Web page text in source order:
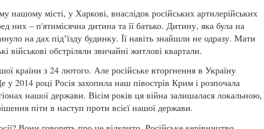
нашому місті, у Харкові, внаслідок російських артилерійських
них – п'ятимісячна дитина та її батько. Дитину, яка була на
на дах підʼїзду будинку. Її навіть знайшли не одразу. Мати
військові обстріляли звичайні житлові квартали.
країни з 24 лютого. Але російське вторгнення в Україну
у 2014 році Росія захопила наш півострів Крим і розпочала
нашої держави. Вісім років ця війна залишалася локальною,
піти в наступ проти всієї нашої держави.